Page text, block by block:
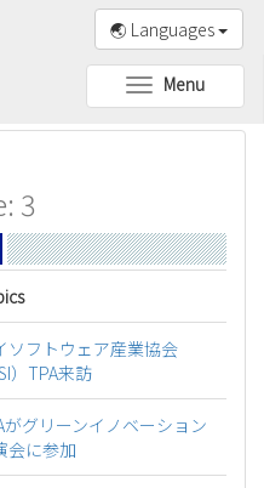
🌏 Languages
Toggle
navigation
Menu
3
ソフトウェア産業協会
）TPA来訪
がグリーンイノベーション
会に参加